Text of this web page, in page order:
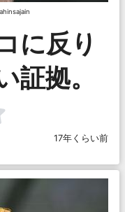
ahinsajain
に反り
証拠。
17年くらい前